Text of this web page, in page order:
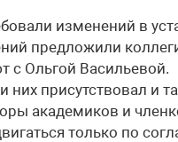
изменений в
предложили
с Ольгой Васильевой.
них присутствовал и
академиков и
только по